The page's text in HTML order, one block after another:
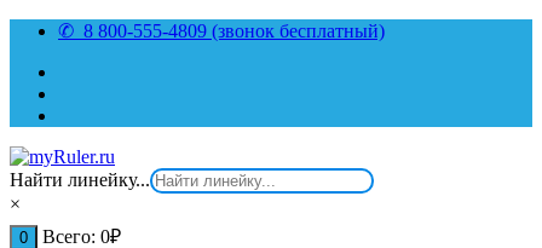
Перейти
содержимому
✆ 8 800-555-4809 (звонок бесплатный)
Найти линейку...
×
0 Всего: 0₽